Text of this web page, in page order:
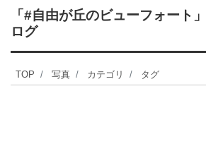
「#自由が丘のビューフォート」
ログ
TOP 写真 カテゴリ タグ